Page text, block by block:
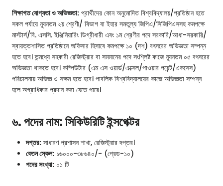
শিক্ষাগত যোগ্যতা ও অভিজ্ঞতা: প্রার্থীদের কোন অনুমোদিত বিশ্ববিদ্যালয়/প্রতিষ্ঠান হতে
সকল পর্যায়ে ন্যূনতম ২য় শ্রেণী/ বিভাগ বা ইহার সমতুল্য জিপিএ/সিজিপিএসসহ কমপক্ষে
মাস্টার্স/বি. এসসি. ইঞ্জিনিয়ারিং ডিগ্রীধারী এবং ১ম শ্রেণীর পদে সরকারি/আধা-সরকারি/
স্বায়ত্তশাসিত প্রতিষ্ঠানে অফিসার হিসাবে কমপক্ষে ১০ (দশ) বৎসরের অভিজ্ঞতা সম্পন্ন
হতে হবে। তন্মধ্যে সহকারী রেজিস্ট্রার বা সমমানের পদে সংশ্লিষ্ট কাজে ন্যূনতম ০৫ বৎসরের
অভিজ্ঞতা থাকতে হবে। কম্পিউটার (এম এস ওয়ার্ড/এক্সেল/পাওয়ার পয়েন্ট/একসেস)
পরিচালনায় অভিজ্ঞ ও সক্ষম হতে হবে। পাবলিক বিশ্ববিদ্যালয়ের কাজে অভিজ্ঞতা সম্পন্ন
হলে অগ্রাধিকার প্রদান করা যেতে পারে।
৬. পদের নাম: সিকিউরিটি ইন্সপেক্টর
দপ্তর: সাধারণ প্রশাসন শাখা, রেজিস্ট্রার দপ্তর।
বেতন স্কেল: ১৬০০০-৩৮৬৪০/- (গ্রেড-১০)
পদের সংখ্যা: ০১ টি